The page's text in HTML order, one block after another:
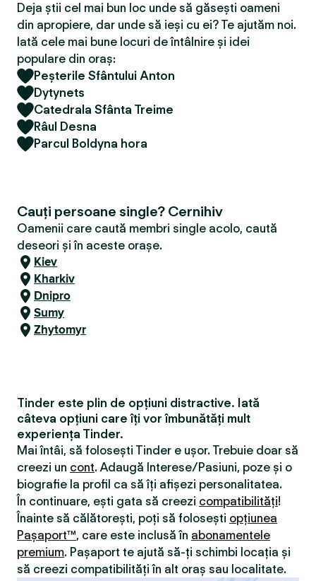
Deja știi cel mai bun loc unde să găsești oameni
din apropiere, dar unde să ieși cu ei? Te ajutăm noi.
Iată cele mai bune locuri de întâlnire și idei
populare din oraș:
Peșterile Sfântului Anton
Dytynets
Catedrala Sfânta Treime
Râul Desna
Parcul Boldyna hora
Cauți persoane single? Cernihiv
Oamenii care caută membri single acolo, caută
deseori și în aceste orașe.
Kiev
Kharkiv
Dnipro
Sumy
Zhytomyr
Tinder este plin de opțiuni distractive. Iată
câteva opțiuni care îți vor îmbunătăți mult
experiența Tinder.
Mai întâi, să folosești Tinder e ușor. Trebuie doar să
creezi un cont. Adaugă Interese/Pasiuni, poze și o
biografie la profil ca să îți afișezi personalitatea.
În continuare, ești gata să creezi compatibilităţi!
Înainte să călătorești, poți să folosești opțiunea
Pașaport™, care este inclusă în abonamentele
premium. Pașaport te ajută să-ți schimbi locația și
să creezi compatibilităţi în alt oraș sau localitate.